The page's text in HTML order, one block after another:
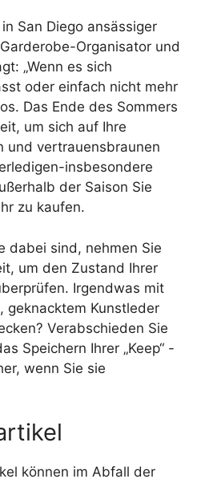
in San Diego ansässiger
Organisator und
„Wenn es sich
oder einfach nicht mehr
Das Ende des Sommers
um sich auf Ihre
und vertrauensbraunen
insbesondere
der Saison Sie
zu kaufen.
dabei sind, nehmen Sie
um den Zustand Ihrer
Irgendwas mit
geknacktem Kunstleder
Verabschieden Sie
Speichern Ihrer „Keep“ -
wenn Sie sie
können im Abfall der